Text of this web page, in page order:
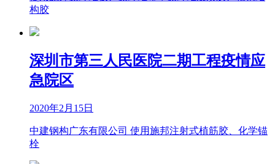
构胶
深圳市第三人民医院二期工程疫情应
急院区
2020年2月15日
中建钢构广东有限公司 使用施邦注射式植筋胶、化学锚
栓